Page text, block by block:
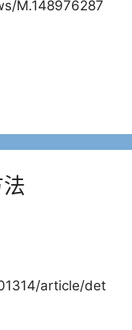
M.148976287
article/det